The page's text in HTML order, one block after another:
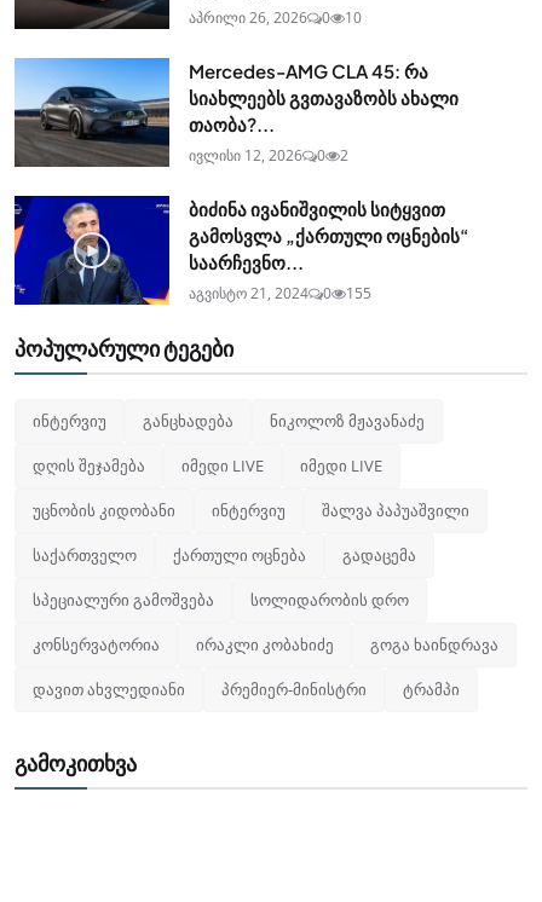
აპრილი 26, 2026 0 10
Mercedes-AMG CLA 45: რა
სიახლეებს გვთავაზობს ახალი
თაობა?...
ივლისი 12, 2026 0 2
ბიძინა ივანიშვილის სიტყვით
გამოსვლა „ქართული ოცნების“
საარჩევნო...
აგვისტო 21, 2024 0 155
პოპულარული ტეგები
ინტერვიუ განცხადება ნიკოლოზ მჟავანაძე
დღის შეჯამება იმედი LIVE იმედი LIVE
უცნობის კიდობანი ინტერვიუ შალვა პაპუაშვილი
საქართველო ქართული ოცნება გადაცემა
სპეციალური გამოშვება სოლიდარობის დრო
კონსერვატორია ირაკლი კობახიძე გოგა ხაინდრავა
დავით ახვლედიანი პრემიერ-მინისტრი ტრამპი
გამოკითხვა